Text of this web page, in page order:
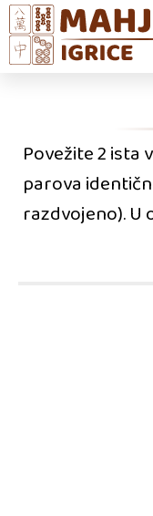
Povežite 2 ista
parova
razdvojeno). U